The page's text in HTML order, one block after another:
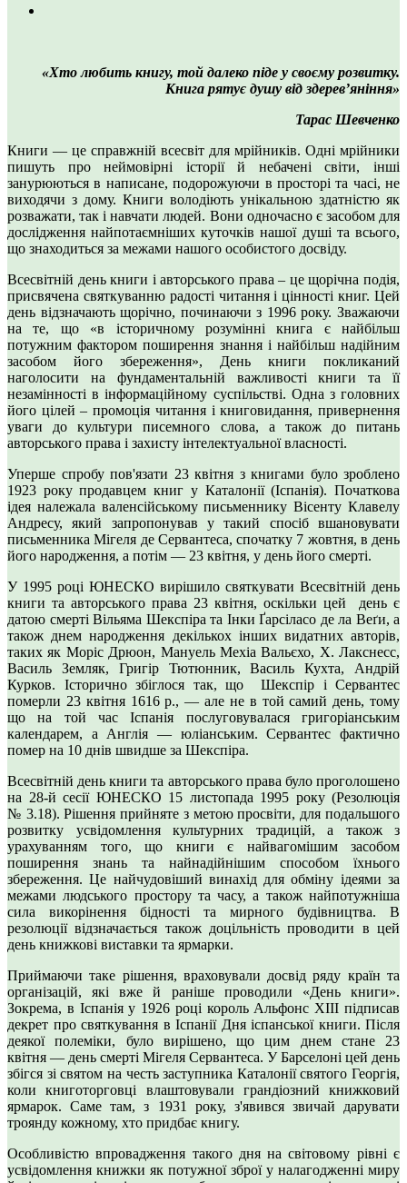
«Хто любить книгу, той далеко піде у своєму розвитку.
Книга рятує душу від здерев’яніння»
Тарас Шевченко
Книги — це справжній всесвіт для мрійників. Одні мрійники
пишуть про неймовірні історії й небачені світи, інші
занурюються в написане, подорожуючи в просторі та часі, не
виходячи з дому. Книги володіють унікальною здатністю як
розважати, так і навчати людей. Вони одночасно є засобом для
дослідження найпотаємніших куточків нашої душі та всього,
що знаходиться за межами нашого особистого досвіду.
Всесвітній день книги і авторського права – це щорічна подія,
присвячена святкуванню радості читання і цінності книг. Цей
день відзначають щорічно, починаючи з 1996 року. Зважаючи
на те, що «в історичному розумінні книга є найбільш
потужним фактором поширення знання і найбільш надійним
засобом його збереження», День книги покликаний
наголосити на фундаментальній важливості книги та її
незамінності в інформаційному суспільстві. Одна з головних
його цілей – промоція читання і книговидання, привернення
уваги до культури писемного слова, а також до питань
авторського права і захисту інтелектуальної власності.
Уперше спробу пов'язати 23 квітня з книгами було зроблено
1923 року продавцем книг у Каталонії (Іспанія). Початкова
ідея належала валенсійському письменнику Вісенту Клавелу
Андресу, який запропонував у такий спосіб вшановувати
письменника Мігеля де Сервантеса, спочатку 7 жовтня, в день
його народження, а потім — 23 квітня, у день його смерті.
У 1995 році ЮНЕСКО вирішило святкувати Всесвітній день
книги та авторського права 23 квітня, оскільки цей день є
датою смерті Вільяма Шекспіра та Інки Ґарсіласо де ла Веґи, а
також днем народження декількох інших видатних авторів,
таких як Моріс Дрюон, Мануель Мехіа Вальєхо, X. Лакснесс,
Василь Земляк, Григір Тютюнник, Василь Кухта, Андрій
Курков. Історично збіглося так, що Шекспір і Сервантес
померли 23 квітня 1616 р., — але не в той самий день, тому
що на той час Іспанія послуговувалася григоріанським
календарем, а Англія — юліанським. Сервантес фактично
помер на 10 днів швидше за Шекспіра.
Всесвітній день книги та авторського права було проголошено
на 28-й сесії ЮНЕСКО 15 листопада 1995 року (Резолюція
№ 3.18). Рішення прийняте з метою просвіти, для подальшого
розвитку усвідомлення культурних традицій, а також з
урахуванням того, що книги є найвагомішим засобом
поширення знань та найнадійнішим способом їхнього
збереження. Це найчудовіший винахід для обміну ідеями за
межами людського простору та часу, а також найпотужніша
сила викорінення бідності та мирного будівництва. В
резолюції відзначається також доцільність проводити в цей
день книжкові виставки та ярмарки.
Приймаючи таке рішення, враховували досвід ряду країн та
організацій, які вже й раніше проводили «День книги».
Зокрема, в Іспанія у 1926 році король Альфонс XIII підписав
декрет про святкування в Іспанії Дня іспанської книги. Після
деякої полеміки, було вирішено, що цим днем стане 23
квітня — день смерті Мігеля Сервантеса. У Барселоні цей день
збігся зі святом на честь заступника Каталонії святого Георгія,
коли книготорговці влаштовували грандіозний книжковий
ярмарок. Саме там, з 1931 року, з'явився звичай дарувати
троянду кожному, хто придбає книгу.
Особливістю впровадження такого дня на світовому рівні є
усвідомлення книжки як потужної зброї у налагодженні миру